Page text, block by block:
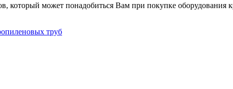
который может понадобиться Вам при покупке оборудования
труб